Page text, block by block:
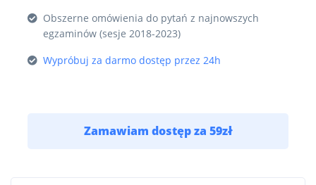
Obszerne omówienia do pytań z najnowszych
egzaminów (sesje 2018-2023)
Wypróbuj za darmo dostęp przez 24h
Zamawiam dostęp za 59zł